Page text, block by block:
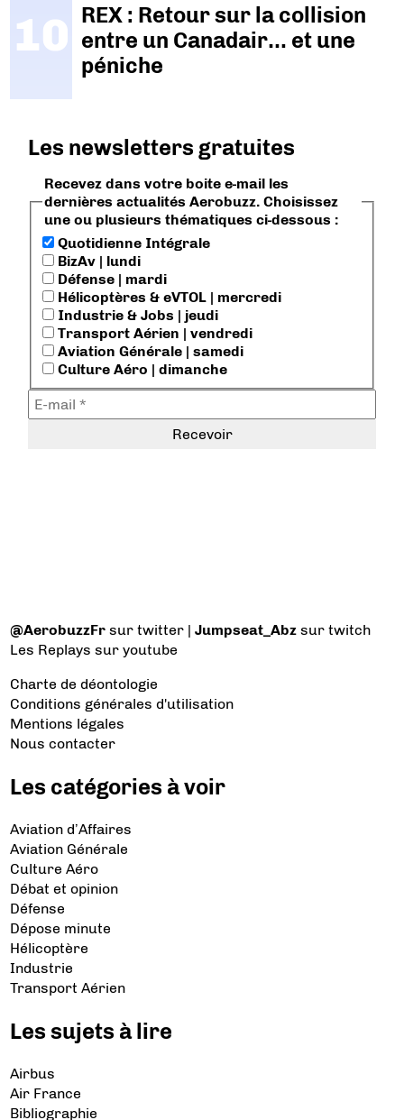
REX : Retour sur la collision
entre un Canadair… et une
péniche
Les newsletters gratuites
Recevez dans votre boite e-mail les
dernières actualités Aerobuzz. Choisissez
une ou plusieurs thématiques ci-dessous :
Quotidienne Intégrale
BizAv | lundi
Défense | mardi
Hélicoptères & eVTOL | mercredi
Industrie & Jobs | jeudi
Transport Aérien | vendredi
Aviation Générale | samedi
Culture Aéro | dimanche
@AerobuzzFr sur twitter |Jumpseat_Abz sur twitch
Les Replays sur youtube
Charte de déontologie
Conditions générales d'utilisation
Mentions légales
Nous contacter
Les catégories à voir
Aviation d’Affaires
Aviation Générale
Culture Aéro
Débat et opinion
Défense
Dépose minute
Hélicoptère
Industrie
Transport Aérien
Les sujets à lire
Airbus
Air France
Bibliographie